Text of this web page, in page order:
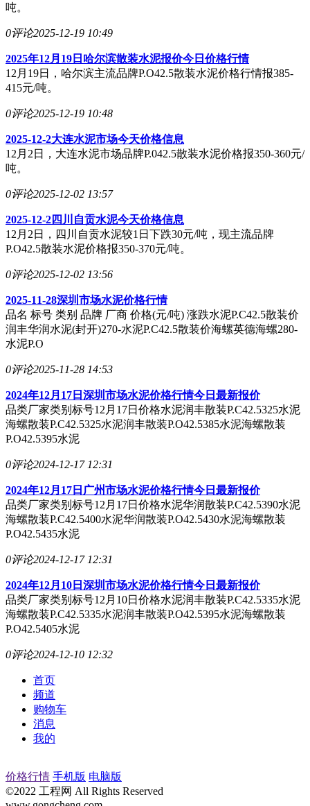
吨。
0评论2025-12-19 10:49
2025年12月19日哈尔滨散装水泥报价今日价格行情
12月19日，哈尔滨主流品牌P.O42.5散装水泥价格行情报385-
415元/吨。
0评论2025-12-19 10:48
2025-12-2大连水泥市场今天价格信息
12月2日，大连水泥市场品牌P.042.5散装水泥价格报350-360元/
吨。
0评论2025-12-02 13:57
2025-12-2四川自贡水泥今天价格信息
12月2日，四川自贡水泥较1日下跌30元/吨，现主流品牌
P.O42.5散装水泥价格报350-370元/吨。
0评论2025-12-02 13:56
2025-11-28深圳市场水泥价格行情
品名 标号 类别 品牌 厂商 价格(元/吨) 涨跌水泥P.C42.5散装价
润丰华润水泥(封开)270-水泥P.C42.5散装价海螺英德海螺280-
水泥P.O
0评论2025-11-28 14:53
2024年12月17日深圳市场水泥价格行情今日最新报价
品类厂家类别标号12月17日价格水泥润丰散装P.C42.5325水泥
海螺散装P.C42.5325水泥润丰散装P.O42.5385水泥海螺散装
P.O42.5395水泥
0评论2024-12-17 12:31
2024年12月17日广州市场水泥价格行情今日最新报价
品类厂家类别标号12月17日价格水泥华润散装P.C42.5390水泥
海螺散装P.C42.5400水泥华润散装P.O42.5430水泥海螺散装
P.O42.5435水泥
0评论2024-12-17 12:31
2024年12月10日深圳市场水泥价格行情今日最新报价
品类厂家类别标号12月10日价格水泥润丰散装P.C42.5335水泥
海螺散装P.C42.5335水泥润丰散装P.O42.5395水泥海螺散装
P.O42.5405水泥
0评论2024-12-10 12:32
首页
频道
购物车
消息
我的
价格行情 手机版 电脑版
©2022 工程网 All Rights Reserved